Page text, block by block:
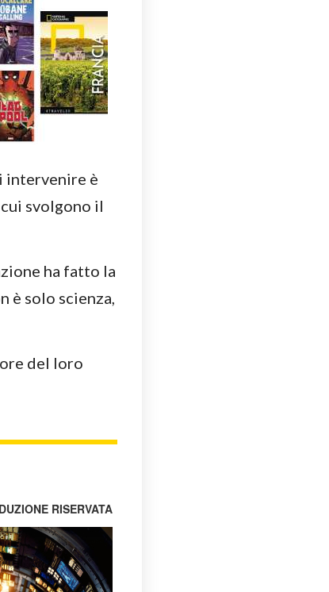
intervenire è
svolgono il
ha fatto la
è solo scienza,
del loro
RISERVATA